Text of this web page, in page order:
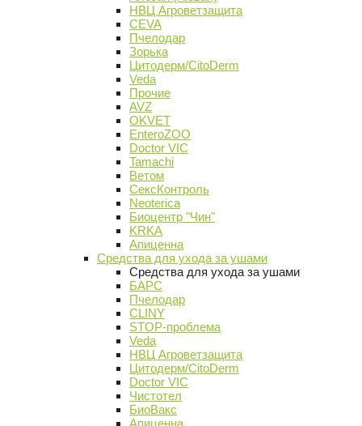
НВЦ Агроветзащита
CEVA
Пчелодар
Зорька
Цитодерм/CitoDerm
Veda
Прочие
AVZ
OKVET
EnteroZOO
Doctor VIC
Tamachi
Ветом
СексКонтроль
Neoterica
Биоцентр "Чин"
KRKA
Апиценна
Средства для ухода за ушами
Средства для ухода за ушами
БАРС
Пчелодар
CLINY
STOP-проблема
Veda
НВЦ Агроветзащита
Цитодерм/CitoDerm
Doctor VIC
Чистотел
БиоВакс
Апиценна